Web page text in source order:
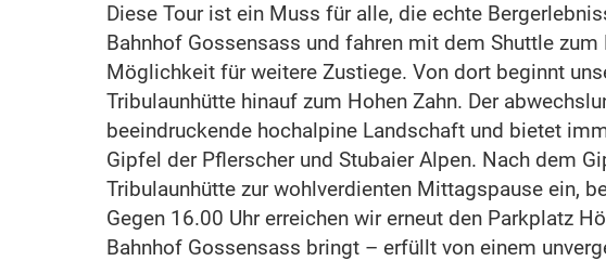
Diese Tour ist ein Muss für alle, die echte
Bahnhof Gossensass und fahren mit dem Shuttle
Möglichkeit für weitere Zustiege. Von dort beginnt
Tribulaunhütte hinauf zum Hohen Zahn. Der
beeindruckende hochalpine Landschaft und bietet
Gipfel der Pflerscher und Stubaier Alpen. Nach dem
Tribulaunhütte zur wohlverdienten Mittagspause ein,
Gegen 16.00 Uhr erreichen wir erneut den Parkplatz
Bahnhof Gossensass bringt – erfüllt von einem